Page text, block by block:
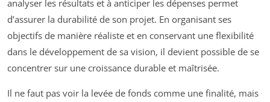
analyser les résultats et à anticiper les dépenses permet
d’assurer la durabilité de son projet. En organisant ses
objectifs de manière réaliste et en conservant une flexibilité
dans le développement de sa vision, il devient possible de se
concentrer sur une croissance durable et maîtrisée.
Il ne faut pas voir la levée de fonds comme une finalité, mais